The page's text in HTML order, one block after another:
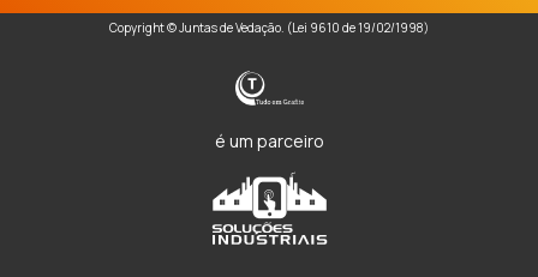
Copyright © Juntas de Vedação. (Lei 9610 de 19/02/1998)
é um parceiro